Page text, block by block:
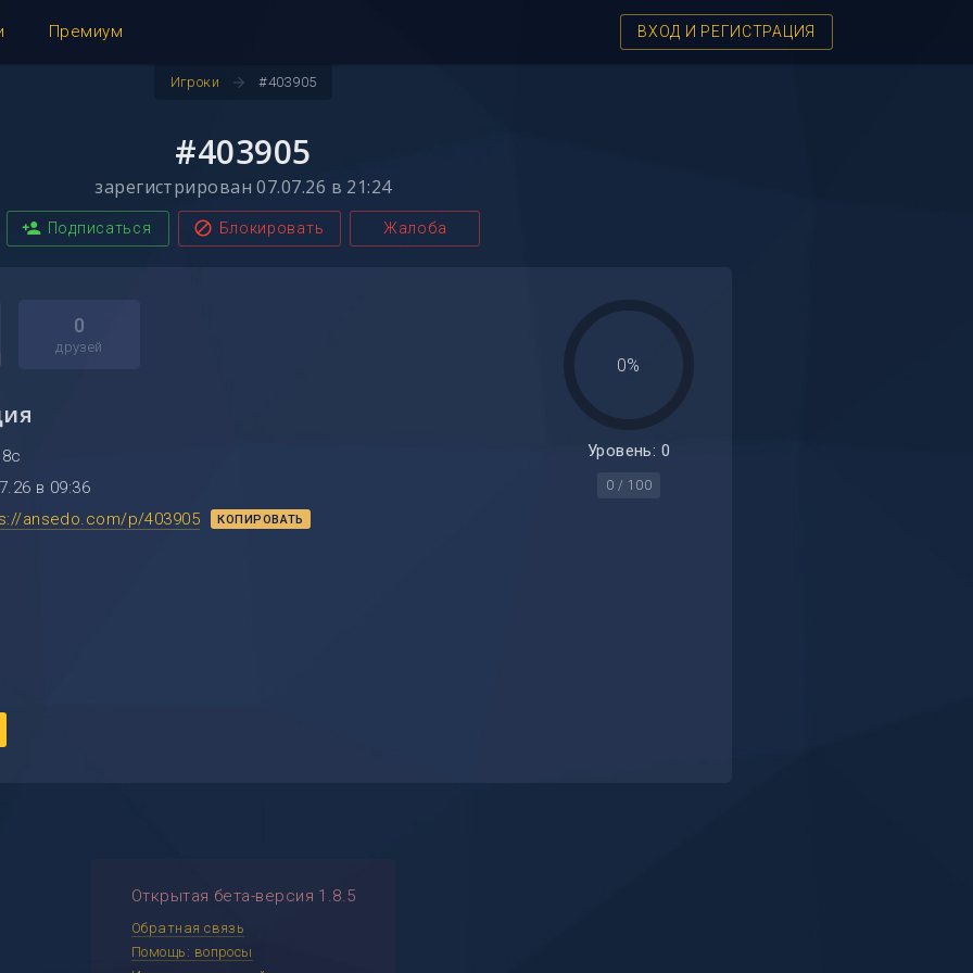
Премиум ВХОД И РЕГИСТРАЦИЯ
Игроки arrow_forward #403905
#403905
зарегистрирован 07.07.26 в 21:24
person_add Подписаться block Блокировать Жалоба
0
друзей
в 09:36
ansedo.com/p/403905 КОПИРОВАТЬ
0%
Уровень: 0
0 / 100
Открытая бета-версия 1.8.5
Обратная связь
Помощь: вопросы